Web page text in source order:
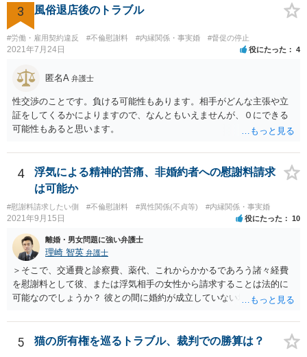
た、請求する金額によっては、相手方の判断として、それで全て終わ
るのであれば払っておしまいにする、という考え方もあり得ます。
3 風俗退店後のトラブル
#労働・雇用契約違反 #不倫慰謝料 #内縁関係・事実婚 #督促の停止
2021年7月24日 役にたった 4
匿名A 弁護士
性交渉のことです。負ける可能性もあります。相手がどんな主張や立
証をしてくるかによりますので、なんともいえませんが、０にできる
可能性もあると思います。
4
浮気による精神的苦痛、非婚約者への慰謝料請求
は可能か
#慰謝料請求したい側 #不倫慰謝料 #異性関係(不貞等) #内縁関係・事実婚
2021年9月15日 役にたった 10
離婚・男女問題に強い弁護士
理崎 智英 弁護士
＞そこで、交通費と診察費、薬代、これからかかるであろう諸々経費
を慰謝料として彼、または浮気相手の女性から請求することは法的に
可能なのでしょうか？ 彼との間に婚約が成立していない場合には，彼
5 猫の所有権を巡るトラブル、裁判での勝算は？